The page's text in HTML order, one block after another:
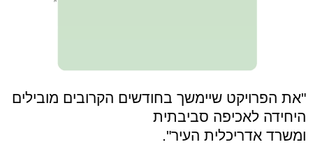
"את הפרויקט שיימשך בחודשים הקרובים מובילים
היחידה לאכיפה סביבתית
ומשרד אדריכלית העיר".